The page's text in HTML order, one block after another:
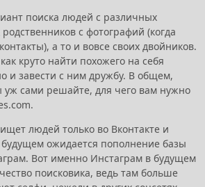
поиска людей с различных
с фотографий (когда
а то и вовсе своих двойников.
круто найти похожего на себя
и завести с ним дружбу. В общем,
уж сами решайте, для чего вам нужно
людей только во Вконтакте и
будущем ожидается пополнение базы
Вот именно Инстаграм в будущем
поисковика, ведь там больше